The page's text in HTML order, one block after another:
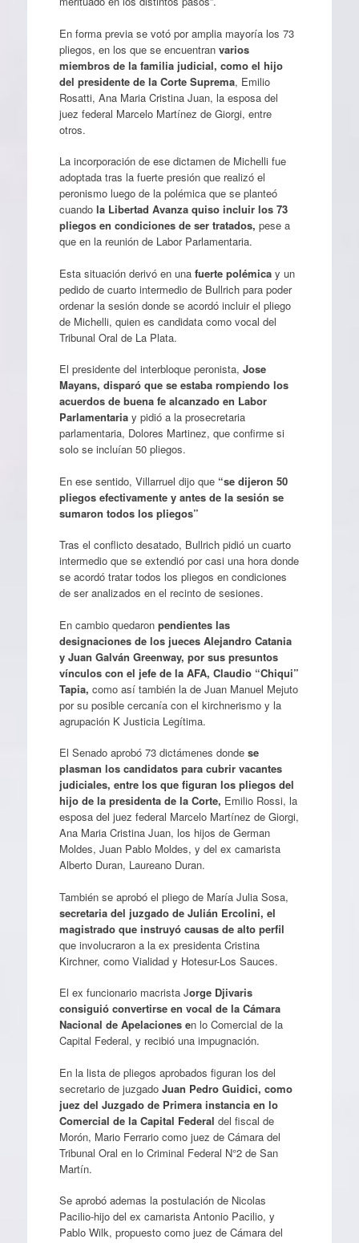
En forma previa se votó por amplia mayoría los 73
pliegos, en los que se encuentran varios
miembros de la familia judicial, como el hijo
del presidente de la Corte Suprema, Emilio
Rosatti, Ana Maria Cristina Juan, la esposa del
juez federal Marcelo Martínez de Giorgi, entre
otros.
La incorporación de ese dictamen de Michelli fue
adoptada tras la fuerte presión que realizó el
peronismo luego de la polémica que se planteó
cuando la Libertad Avanza quiso incluir los 73
pliegos en condiciones de ser tratados, pese a
que en la reunión de Labor Parlamentaria.
Esta situación derivó en una fuerte polémicay un
pedido de cuarto intermedio de Bullrich para poder
ordenar la sesión donde se acordó incluir el pliego
de Michelli, quien es candidata como vocal del
Tribunal Oral de La Plata.
El presidente del interbloque peronista, Jose
Mayans, disparó que se estaba rompiendo los
acuerdos de buena fe alcanzado en Labor
Parlamentariay pidió a la prosecretaria
parlamentaria, Dolores Martinez, que confirme si
solo se incluían 50 pliegos.
En ese sentido, Villarruel dijo que“se dijeron 50
pliegos efectivamente y antes de la sesión se
sumaron todos los pliegos”
Tras el conflicto desatado, Bullrich pidió un cuarto
intermedio que se extendió por casi una hora donde
se acordó tratar todos los pliegos en condiciones
de ser analizados en el recinto de sesiones.
En cambio quedaronpendientes las
designaciones de los jueces Alejandro Catania
y Juan Galván Greenway, por sus presuntos
vínculos con el jefe de la AFA, Claudio “Chiqui”
Tapia, como así también la de Juan Manuel Mejuto
por su posible cercanía con el kirchnerismo y la
agrupación K Justicia Legítima.
El Senado aprobó 73 dictámenes dondese
plasman los candidatos para cubrir vacantes
judiciales, entre los que figuran los pliegos del
hijo de la presidenta de la Corte, Emilio Rossi, la
esposa del juez federal Marcelo Martínez de Giorgi,
Ana Maria Cristina Juan, los hijos de German
Moldes, Juan Pablo Moldes, y del ex camarista
Alberto Duran, Laureano Duran.
También se aprobó el pliego de María Julia Sosa,
secretaria del juzgado de Julián Ercolini, el
magistrado que instruyó causas de alto perfil
que involucraron a la ex presidenta Cristina
Kirchner, como Vialidad y Hotesur-Los Sauces.
El ex funcionario macrista Jorge Djivaris
consiguió convertirse en vocal de la Cámara
Nacional de Apelaciones en lo Comercial de la
Capital Federal, y recibió una impugnación.
En la lista de pliegos aprobados figuran los del
secretario de juzgadoJuan Pedro Guidici, como
juez del Juzgado de Primera instancia en lo
Comercial de la Capital Federal del fiscal de
Morón, Mario Ferrario como juez de Cámara del
Tribunal Oral en lo Criminal Federal N°2 de San
Martín.
Se aprobó ademas la postulación de Nicolas
Pacilio-hijo del ex camarista Antonio Pacilio, y
Pablo Wilk, propuesto como juez de Cámara del